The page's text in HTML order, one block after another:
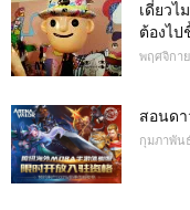
เดี่ยวไ
ต้องไ
พฤศจิกา
สอนดา
กุมภาพัน